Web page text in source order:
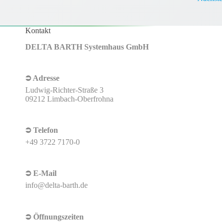
Kontakt
DELTA BARTH Systemhaus GmbH
⮊ Adresse
Ludwig-Richter-Straße 3
09212 Limbach-Oberfrohna
⮊ Telefon
+49 3722 7170-0
⮊ E-Mail
info@delta-barth.de
⮊ Öffnungszeiten